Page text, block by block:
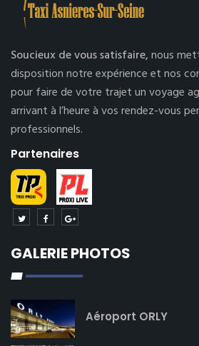
Soucieux de vous satisfaire,nous
disposition notre expérience et nos
pour faire de votre trajet un voyage
arrivant à l’heure à vos rendez-vous
professionnels.
Partenaires
GALERIE PHOTOS
Aéroport ORLY